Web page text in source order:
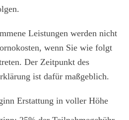
Leistungen werden nicht
wenn Sie wie folgt
Der Zeitpunkt des
ist dafür maßgeblich.
Erstattung in voller Höhe